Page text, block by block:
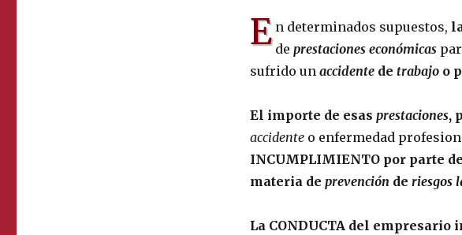
E n determinados supuestos,
deprestaciones económicas
sufrido un accidentede trabajoo
El importe de esas prestaciones,
accidenteo enfermedad
INCUMPLIMIENTOpor parte
materia de prevención de riesgos
La CONDUCTA del empresario